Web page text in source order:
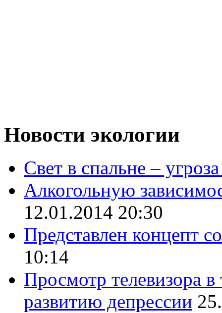
Новости экологии
Свет в спальне –
Алкогольную
12.01.2014 20:30
Представлен концепт
10:14
Просмотр телевизора в
развитию депрессии